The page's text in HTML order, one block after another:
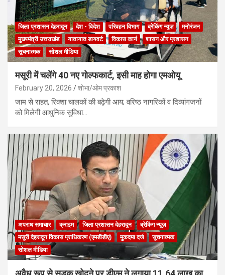
जिला प्रशासन देहरादून देश - विदेश परिवहन विभाग ब्रेकिंग न्यूज़
मनोरंजन
मुख्यमंत्री उत्तराखंड
यातायात डायवर्ट विकास कार्य
शासन और प्रशासन
सूचनात्मक
सोशल मीडिया
मसूरी में चलेंगे 40 नए गोल्फकार्ट, इसी माह होगा एमओयू
February 20, 2026 शोभा/ओम प्रकाश
जाम से राहत, रिक्शा चालकों की बढ़ेगी आय; वरिष्ठ नागरिकों व दिव्यांगजनों
को मिलेगी आधुनिक सुविधा…
अपराध समाचार क्राइम जिला प्रशासन देहरादून
ब्रेकिंग न्यूज़
मसूरी देहरादून विकास प्राधिकरण (एमडीडीए)
मुकदमा दर्ज
सूचनात्मक
सोशल मीडिया